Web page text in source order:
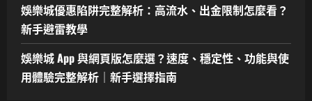
娛樂城優惠陷阱完整解析：高流水、出金限制怎麼看？
新手避雷教學
娛樂城 App 與網頁版怎麼選？速度、穩定性、功能與使
用體驗完整解析｜新手選擇指南